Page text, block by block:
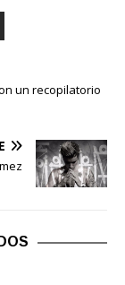
un recopilatorio